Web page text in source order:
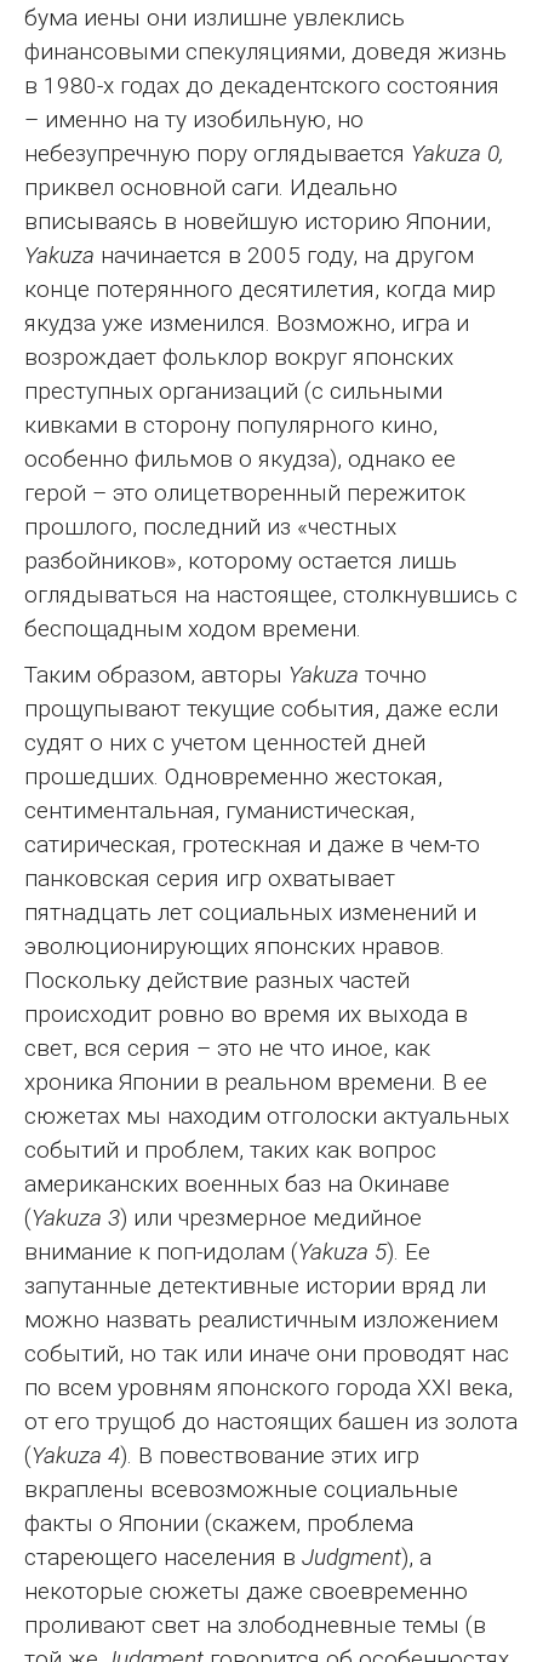
бума иены они излишне увлеклись
финансовыми спекуляциями, доведя жизнь
в 1980‐х годах до декадентского состояния
– именно на ту изобильную, но
небезупречную пору оглядывается Yakuza 0,
приквел основной саги. Идеально
вписываясь в новейшую историю Японии,
Yakuza начинается в 2005 году, на другом
конце потерянного десятилетия, когда мир
якудза уже изменился. Возможно, игра и
возрождает фольклор вокруг японских
преступных организаций (с сильными
кивками в сторону популярного кино,
особенно фильмов о якудза), однако ее
герой – это олицетворенный пережиток
прошлого, последний из «честных
разбойников», которому остается лишь
оглядываться на настоящее, столкнувшись с
беспощадным ходом времени.
Таким образом, авторы Yakuza точно
прощупывают текущие события, даже если
судят о них с учетом ценностей дней
прошедших. Одновременно жестокая,
сентиментальная, гуманистическая,
сатирическая, гротескная и даже в чем-то
панковская серия игр охватывает
пятнадцать лет социальных изменений и
эволюционирующих японских нравов.
Поскольку действие разных частей
происходит ровно во время их выхода в
свет, вся серия – это не что иное, как
хроника Японии в реальном времени. В ее
сюжетах мы находим отголоски актуальных
событий и проблем, таких как вопрос
американских военных баз на Окинаве
(Yakuza 3) или чрезмерное медийное
внимание к поп-идолам (Yakuza 5). Ее
запутанные детективные истории вряд ли
можно назвать реалистичным изложением
событий, но так или иначе они проводят нас
по всем уровням японского города XXI века,
от его трущоб до настоящих башен из золота
(Yakuza 4). В повествование этих игр
вкраплены всевозможные социальные
факты о Японии (скажем, проблема
стареющего населения в Judgment), а
некоторые сюжеты даже своевременно
проливают свет на злободневные темы (в